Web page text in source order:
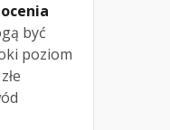
być
poziom